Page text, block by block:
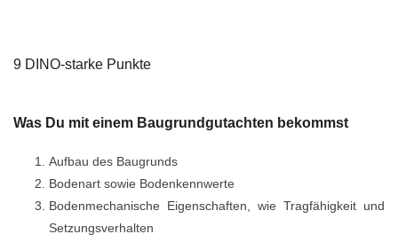
9 DINO-starke Punkte
Was Du mit einem Baugrundgutachten bekommst
Aufbau des Baugrunds
Bodenart sowie Bodenkennwerte
Bodenmechanische Eigenschaften, wie Tragfähigkeit und
Setzungsverhalten